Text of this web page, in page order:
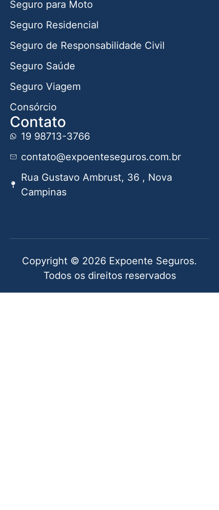
Seguro para Moto
Seguro Residencial
Seguro de Responsabilidade Civil
Seguro Saúde
Seguro Viagem
Consórcio
Contato
19 98713-3766
contato@expoenteseguros.com.br
Rua Gustavo Ambrust, 36 , Nova
Campinas
Copyright © 2026 Expoente Seguros.
Todos os direitos reservados